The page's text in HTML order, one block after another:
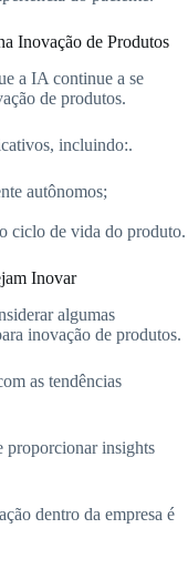
Inovação de Produtos
a IA continue a se
de produtos.
incluindo:.
autônomos;
ciclo de vida do produto.
Inovar
algumas
inovação de produtos.
as tendências
proporcionar insights
dentro da empresa é